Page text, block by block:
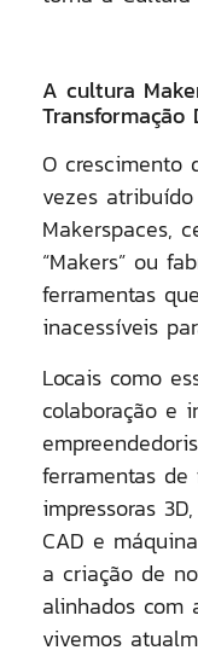
A cultura
Transformação
O crescimento
vezes
Makerspaces,
“Makers” ou
ferramentas
inacessíveis
Locais como
colaboração e
ferramentas
impressoras
CAD e
a criação de
alinhados com
vivemos